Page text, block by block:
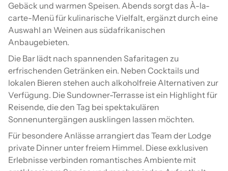
Gebäck und warmen Speisen. Abends sorgt das À-la-
carte-Menü für kulinarische Vielfalt, ergänzt durch eine
Auswahl an Weinen aus südafrikanischen
Anbaugebieten.
Die Bar lädt nach spannenden Safaritagen zu
erfrischenden Getränken ein. Neben Cocktails und
lokalen Bieren stehen auch alkoholfreie Alternativen zur
Verfügung. Die Sundowner-Terrasse ist ein Highlight für
Reisende, die den Tag bei spektakulären
Sonnenuntergängen ausklingen lassen möchten.
Für besondere Anlässe arrangiert das Team der Lodge
private Dinner unter freiem Himmel. Diese exklusiven
Erlebnisse verbinden romantisches Ambiente mit